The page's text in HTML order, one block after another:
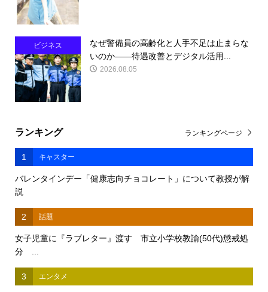
ビジネス
なぜ警備員の高齢化と人手不足は止まらな
いのか――待遇改善とデジタル活用...
2026.08.05
ランキング
1 キャスター
バレンタインデー「健康志向チョコレート」について教授が解
説
2 話題
女子児童に『ラブレター』渡す 市立小学校教諭(50代)懲戒処
分 ...
3 エンタメ
ランキングページ